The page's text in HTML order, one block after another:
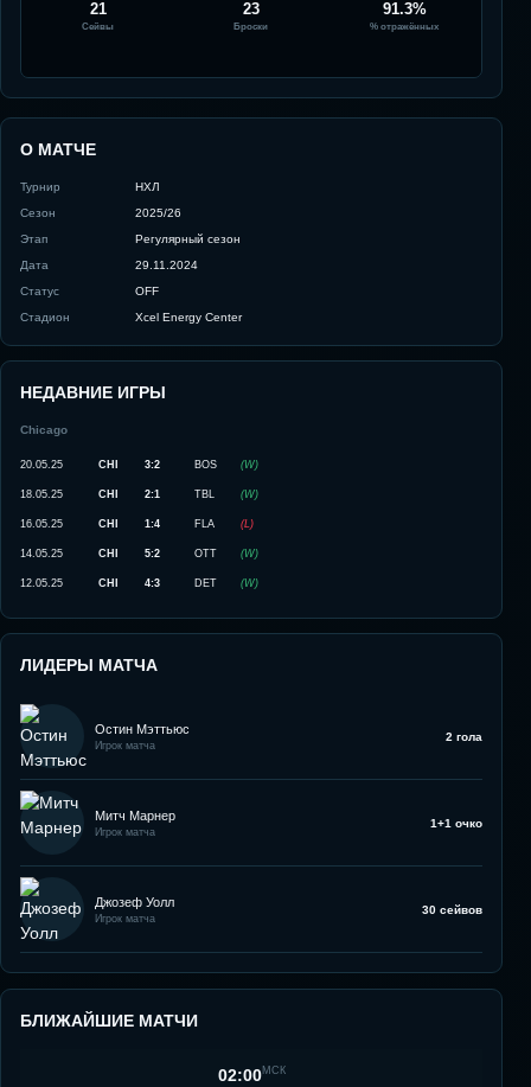
21
Сейвы
23
Броски
91.3%
% отражённых
О МАТЧЕ
Турнир
НХЛ
Сезон
2025/26
Этап
Регулярный сезон
Дата
29.11.2024
Статус
OFF
Стадион
Xcel Energy Center
НЕДАВНИЕ ИГРЫ
Chicago
20.05.25 CHI 3:2 BOS (W)
18.05.25 CHI 2:1 TBL (W)
16.05.25 CHI 1:4 FLA (L)
14.05.25 CHI 5:2 OTT (W)
12.05.25 CHI 4:3 DET (W)
ЛИДЕРЫ МАТЧА
Остин Мэттьюс
Игрок матча
2 гола
Митч Марнер
Игрок матча
1+1 очко
Джозеф Уолл
Игрок матча
30 сейвов
БЛИЖАЙШИЕ МАТЧИ
02:00МСК